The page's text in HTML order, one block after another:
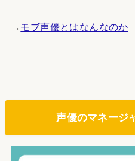
→ モブ声優とはなんなのか
声優のマネージ